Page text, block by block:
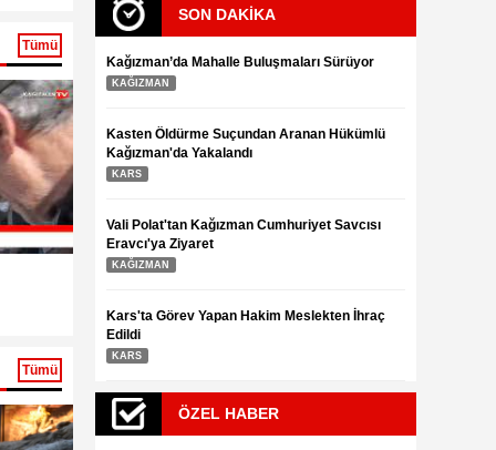
alemi müzede
kutlandı,
13.03.2023
Kağızman Halayları Camuşlu köyü
13.03.2023
SON DAKİKA
Kağızman’da Mahalle Buluşmaları Sürüyor
KAĞIZMAN
Kasten Öldürme Suçundan Aranan Hükümlü
Kağızman'da Yakalandı
KARS
Vali Polat'tan Kağızman Cumhuriyet Savcısı
Eravcı'ya Ziyaret
KAĞIZMAN
Kars'ta Görev Yapan Hakim Meslekten İhraç
Edildi
KARS
ÖZEL HABER